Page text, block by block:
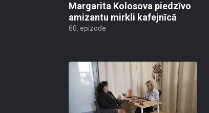
Margarita Kolosova piedzīvo
amizantu mirkli kafejnīcā
60. epizode